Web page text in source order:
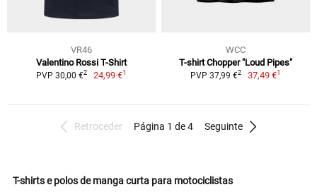
VR46
Valentino Rossi T-Shirt
PVP 30,00 €2 24,99 €1
WCC
T-shirt Chopper "Loud Pipes"
PVP 37,99 €2 37,49 €1
Retroceder Página 1 de 4 Seguinte
T-shirts e polos de manga curta para motociclistas